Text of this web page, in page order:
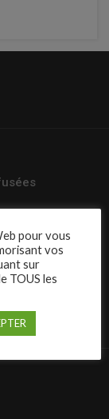
pour vous
vos
sur
TOUS les